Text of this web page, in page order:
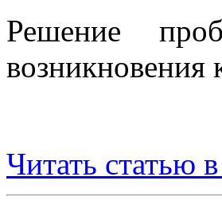
Решение
возникновения
Читать статью